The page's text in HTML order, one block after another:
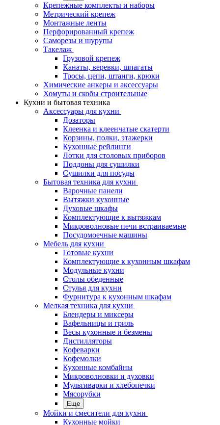
Крепежные комплекты и наборы
Метрический крепеж
Монтажные ленты
Перфорированный крепеж
Саморезы и шурупы
Такелаж
Грузовой крепеж
Канаты, веревки, шпагаты
Тросы, цепи, штанги, крюки
Химические анкеры и аксессуары
Хомуты и скобы строительные
Кухни и бытовая техника
Аксессуары для кухни
Дозаторы
Клеенка и клеенчатые скатерти
Корзины, полки, этажерки
Кухонные рейлинги
Лотки для столовых приборов
Поддоны для сушилки
Сушилки для посуды
Бытовая техника для кухни
Варочные панели
Вытяжки кухонные
Духовые шкафы
Комплектующие к вытяжкам
Микроволновые печи встраиваемые
Посудомоечные машины
Мебель для кухни
Готовые кухни
Комплектующие к кухонным шкафам
Модульные кухни
Столы обеденные
Стулья для кухни
Фурнитура к кухонным шкафам
Мелкая техника для кухни
Блендеры и миксеры
Вафельницы и гриль
Весы кухонные и безмены
Дистилляторы
Кофеварки
Кофемолки
Кухонные комбайны
Микроволновки и духовки
Мультиварки и хлебопечки
Мясорубки
Еще
Мойки и смесители для кухни
Кухонные мойки